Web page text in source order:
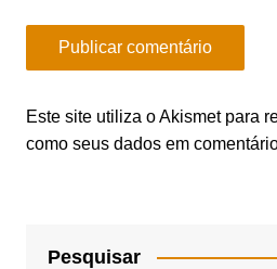
Este site utiliza o Akismet para
como seus dados em
Pesquisar